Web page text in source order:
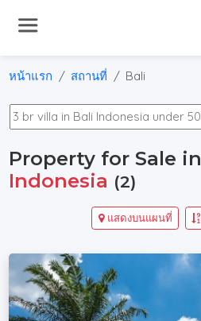
หน้าแรก สถานที่ Bali
Property for Sale in
Indonesia (2)
แสดงบนแผนที่